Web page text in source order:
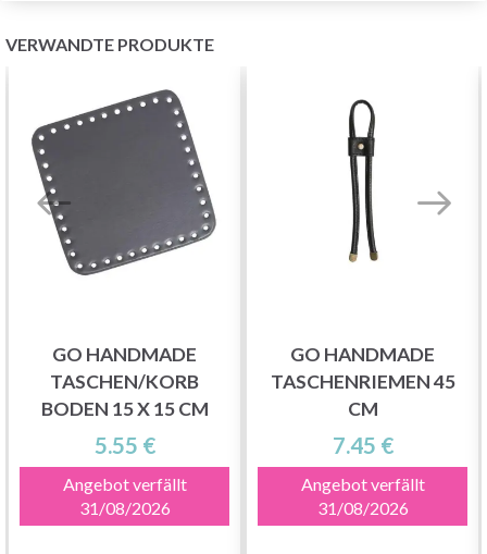
VERWANDTE PRODUKTE
GO HANDMADE
TASCHEN/KORB
BODEN 15 X 15 CM
5.55 €
Angebot verfällt
31/08/2026
GO HANDMADE
TASCHENRIEMEN 45
CM
7.45 €
Angebot verfällt
31/08/2026